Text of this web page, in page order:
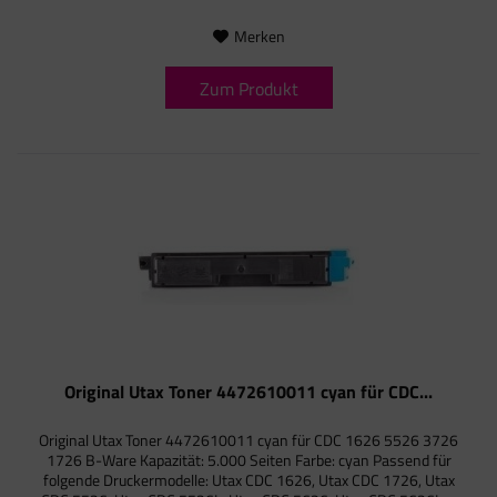
Merken
Zum Produkt
Original Utax Toner 4472610011 cyan für CDC...
Original Utax Toner 4472610011 cyan für CDC 1626 5526 3726
1726 B-Ware Kapazität: 5.000 Seiten Farbe: cyan Passend für
folgende Druckermodelle: Utax CDC 1626, Utax CDC 1726, Utax